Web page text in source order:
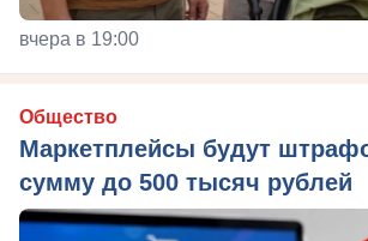
вчера в 19:00
Общество
Маркетплейсы будут
сумму до 500 тысяч рублей